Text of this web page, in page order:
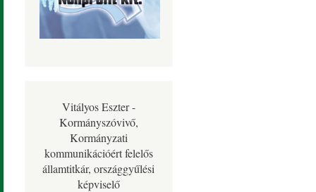
Vitályos Eszter -
Kormányszóvivő,
Kormányzati
kommunikációért felelős
államtitkár, országgyűlési
képviselő